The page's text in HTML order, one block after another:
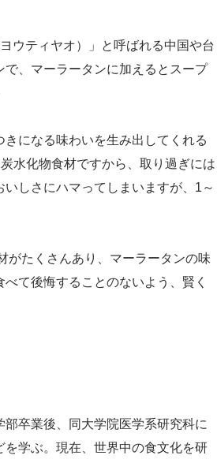
ウティヤオ）」と呼ばれる中国や台
、マーラータンに加えるとスープ
になる味わいを生み出してくれる
水化物食材ですから、取り過ぎには
しさにハマってしまいますが、1～
たくさんあり、マーラータンの味
て後悔することのないよう、賢く
卒業後、同大学院医学系研究科に
学ぶ。現在、世界中の食文化を研